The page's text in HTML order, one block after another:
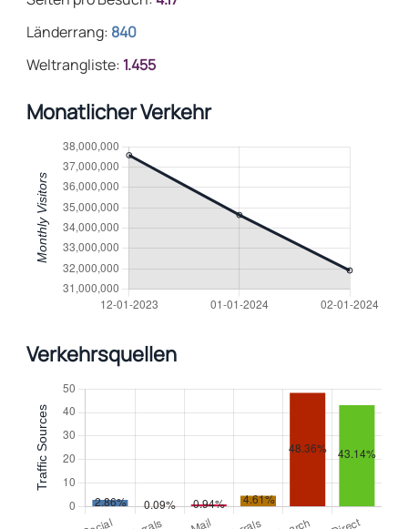
Länderrang: 840
Weltrangliste: 1.455
Monatlicher Verkehr
Verkehrsquellen